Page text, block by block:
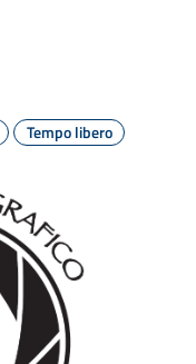
Tempo libero